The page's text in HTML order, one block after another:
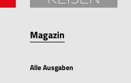
Magazin
Alle Ausgaben